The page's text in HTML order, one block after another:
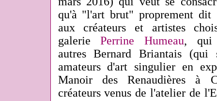
qu'à "l'art brut" proprement
aux créateurs et artistes
galeriePerrine Humeau, qui
autres Bernard Briantais
(qui
amateurs d'art singulier en
Manoir des Renaudières à
créateurs venus de l'atelier de